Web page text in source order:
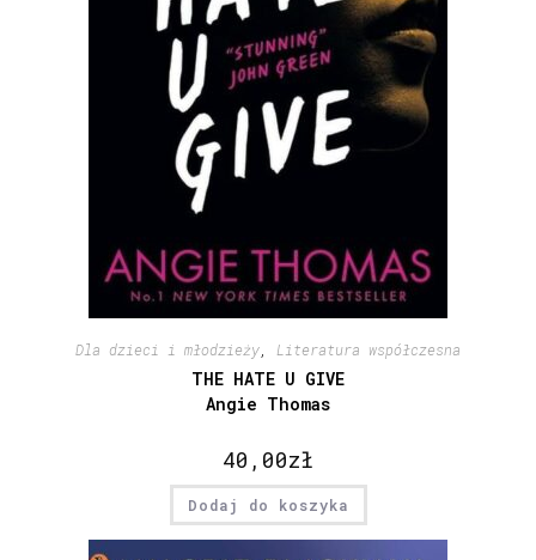
Dla dzieci i młodzieży Literatura współczesna
THE HATE U GIVE
Angie Thomas
40,00zł
Dodaj do koszyka